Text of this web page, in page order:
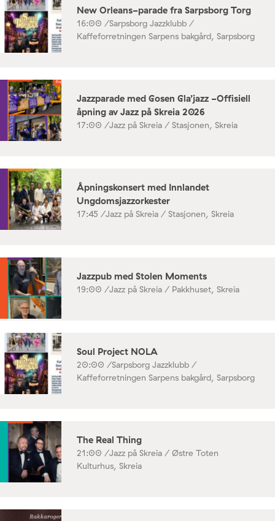
New Orleans-parade fra Sarpsborg Torg
16:00 /Sarpsborg Jazzklubb /
Kaffeforretningen Sarpens bakgård, Sarpsborg
Jazzparade med Gosen Gla’jazz -Offisiell
åpning av Jazz på Skreia 2026
17:00 /Jazz på Skreia / Stasjonen, Skreia
Åpningskonsert med Innlandet
Ungdomsjazzorkester
17:45 /Jazz på Skreia / Stasjonen, Skreia
Jazzpub med Stolen Moments
19:00 /Jazz på Skreia / Pakkhuset, Skreia
Soul Project NOLA
20:00 /Sarpsborg Jazzklubb /
Kaffeforretningen Sarpens bakgård, Sarpsborg
The Real Thing
21:00 /Jazz på Skreia / Østre Toten
Kulturhus, Skreia